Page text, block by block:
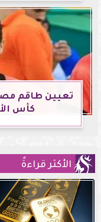
تعيين طاقم
كأس
الأكثر قراءةً